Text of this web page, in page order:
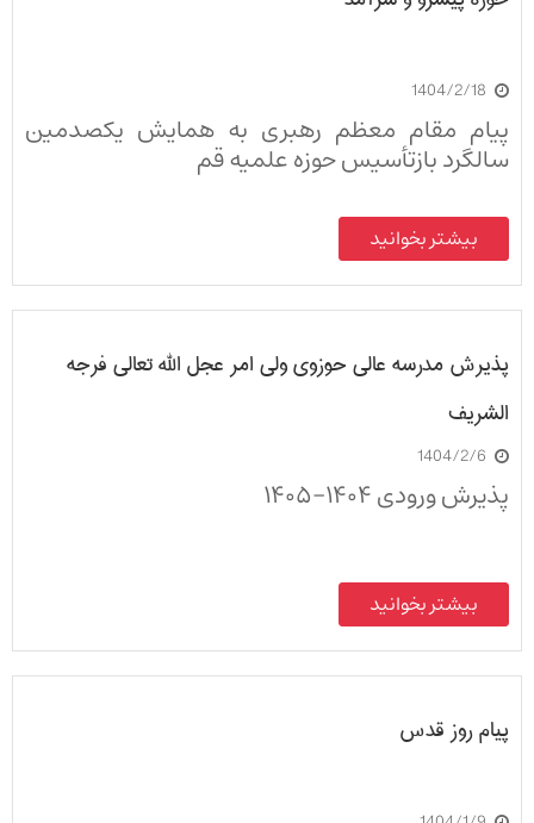
1404/2/18
پیام مقام معظم رهبری به همایش یکصدمین
سالگرد بازتأسیس حوزه علمیه قم
بیشتر بخوانید
پذیرش مدرسه عالی حوزوی ولی امر عجل الله تعالی فرجه
الشریف
1404/2/6
پذیرش ورودی ۱۴۰۴-۱۴۰۵
بیشتر بخوانید
پیام روز قدس